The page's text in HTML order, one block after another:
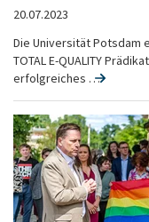
20.07.2023
Die Universität Potsdam
TOTAL E-QUALITY
erfolgreiches …